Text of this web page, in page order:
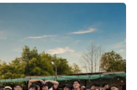
พลินพัฒนา